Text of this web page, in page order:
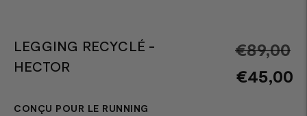
LEGGING RECYCLÉ -
HECTOR
€89,00
€45,00
CONÇU POUR LE RUNNING